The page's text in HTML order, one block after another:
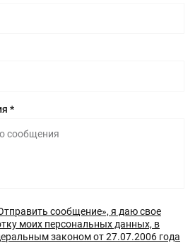
*
сообщение», я даю свое
моих персональных данных, в
законом от 27.07.2006 года